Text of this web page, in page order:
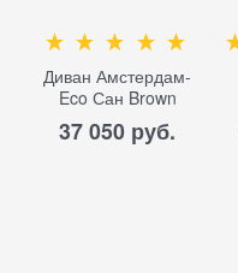
Диван Амстердам-
Eco Сан Brown
37 050 руб.